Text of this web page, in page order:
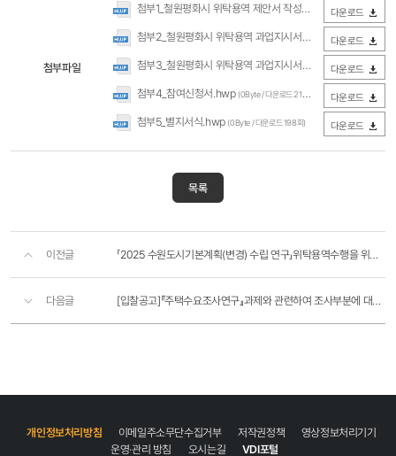
첨부파일
첨부1_철원평화시 위탁용역 제안서 작성지침 및 평가기준.hwp 다운로드
첨부2_철원평화시 위탁용역 과업지시서_환경계획.hwp (0Byte
다운로드
첨부3_철원평화시 위탁용역 과업지시서_부문별지원연구.hwp 다운로드
첨부4_참여신청서.hwp (0Byte / 다운로드 215회) 다운로드
첨부5_별지서식.hwp (0Byte / 다운로드 198회) 다운로드
목록
이전글 「2025 수원도시기본계획(변경) 수립 연구」위탁용역수행을 위한 제안서 공모
다음글 [입찰공고]『주택수요조사연구』과제와 관련하여 조사부분에 대한 위탁용역
개인정보처리방침 이메일주소무단수집거부 저작권정책
영상정보처리기기
운영·관리 방침
오시는길 VDI포털